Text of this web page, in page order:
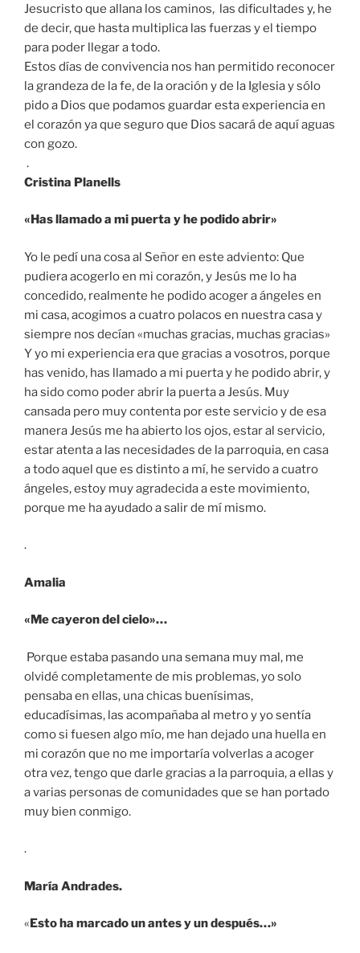
Jesucristo que allana los caminos, las dificultades y, he
de decir, que hasta multiplica las fuerzas y el tiempo
para poder llegar a todo.
Estos días de convivencia nos han permitido reconocer
la grandeza de la fe, de la oración y de la Iglesia y sólo
pido a Dios que podamos guardar esta experiencia en
el corazón ya que seguro que Dios sacará de aquí aguas
con gozo.
.
Cristina Planells
«Has llamado a mi puerta y he podido abrir»
Yo le pedí una cosa al Señor en este adviento: Que
pudiera acogerlo en mi corazón, y Jesús me lo ha
concedido, realmente he podido acoger a ángeles en
mi casa, acogimos a cuatro polacos en nuestra casa y
siempre nos decían «muchas gracias, muchas gracias»
Y yo mi experiencia era que gracias a vosotros, porque
has venido, has llamado a mi puerta y he podido abrir, y
ha sido como poder abrir la puerta a Jesús. Muy
cansada pero muy contenta por este servicio y de esa
manera Jesús me ha abierto los ojos, estar al servicio,
estar atenta a las necesidades de la parroquia, en casa
a todo aquel que es distinto a mí, he servido a cuatro
ángeles, estoy muy agradecida a este movimiento,
porque me ha ayudado a salir de mí mismo.
.
Amalia
«Me cayeron del cielo»…
Porque estaba pasando una semana muy mal, me
olvidé completamente de mis problemas, yo solo
pensaba en ellas, una chicas buenísimas,
educadísimas, las acompañaba al metro y yo sentía
como si fuesen algo mío, me han dejado una huella en
mi corazón que no me importaría volverlas a acoger
otra vez, tengo que darle gracias a la parroquia, a ellas y
a varias personas de comunidades que se han portado
muy bien conmigo.
.
María Andrades.
«Esto ha marcado un antes y un después…»